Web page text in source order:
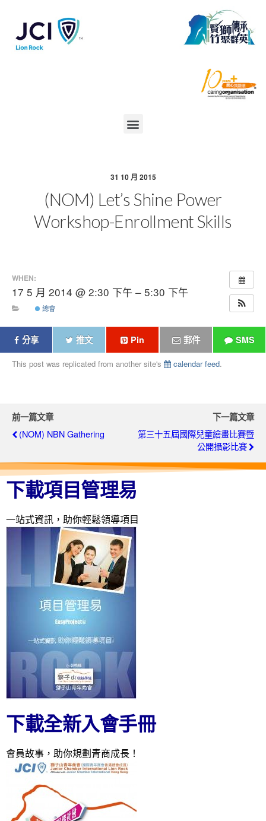
31 10 月 2015
(NOM) Let’s Shine Power
Workshop-Enrollment Skills
WHEN:
17 5 月 2014 @ 2:30 下午 – 5:30 下午
總會
分享 推文 Pin 郵件 SMS
This post was replicated from another site's calendar feed.
前一篇文章
(NOM) NBN Gathering
下一篇文章
第三十五屆國際兒童繪畫比賽暨
公開攝影比賽
下載項目管理易
一站式資訊，助你輕鬆領導項目
下載全新入會手冊
會員故事，助你規劃青商成長！